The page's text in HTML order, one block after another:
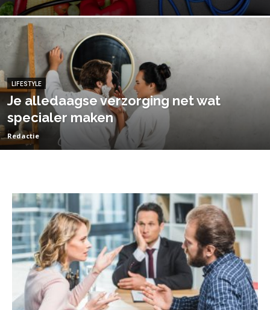
LIFESTYLE
Je alledaagse verzorging net wat
specialer maken
Redactie